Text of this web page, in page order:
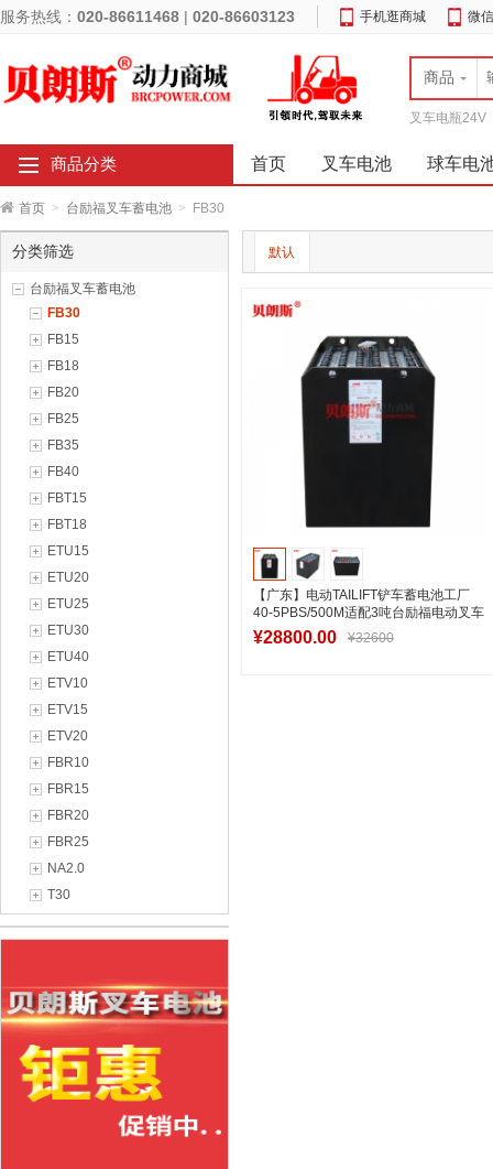
服务热线： 020-86611468 | 020-86603123 手机逛商城 微
商品
叉车电瓶24V
商品分类 首页 叉车电池 球车电
首页 > 台励福叉车蓄电池 > FB30
分类筛选
台励福叉车蓄电池
FB30
FB15
FB18
FB20
FB25
FB35
FB40
FBT15
FBT18
ETU15
ETU20
ETU25
ETU30
ETU40
ETV10
ETV15
ETV20
FBR10
FBR15
FBR20
FBR25
NA2.0
T30
默认
【广东】电动TAILIFT铲车蓄电池工厂
40-5PBS/500M适配3吨台励福电动叉车
电池
¥28800.00 ¥32600